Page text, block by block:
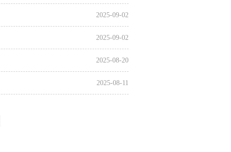
2025-09-02
2025-09-02
2025-08-20
2025-08-11